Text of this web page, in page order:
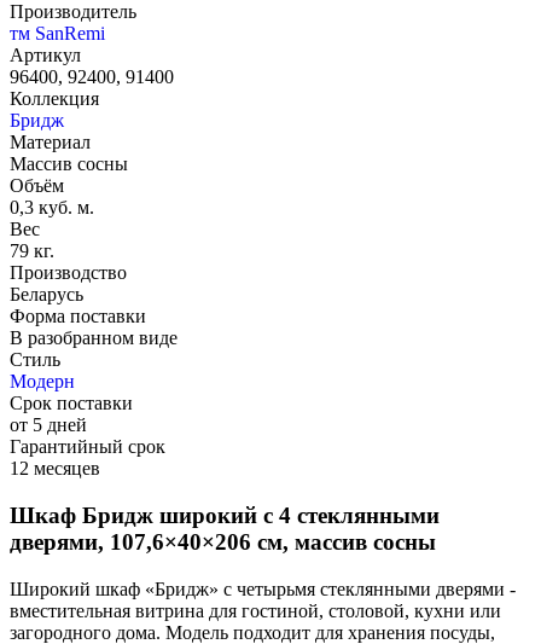
Производитель
тм SanRemi
Артикул
96400, 92400, 91400
Коллекция
Бридж
Материал
Массив сосны
Объём
0,3 куб. м.
Вес
79 кг.
Производство
Беларусь
Форма поставки
В разобранном виде
Стиль
Модерн
Срок поставки
от 5 дней
Гарантийный срок
12 месяцев
Шкаф Бридж широкий с 4 стеклянными
дверями, 107,6×40×206 см, массив сосны
Широкий шкаф «Бридж» с четырьмя стеклянными дверями -
вместительная витрина для гостиной, столовой, кухни или
загородного дома. Модель подходит для хранения посуды,